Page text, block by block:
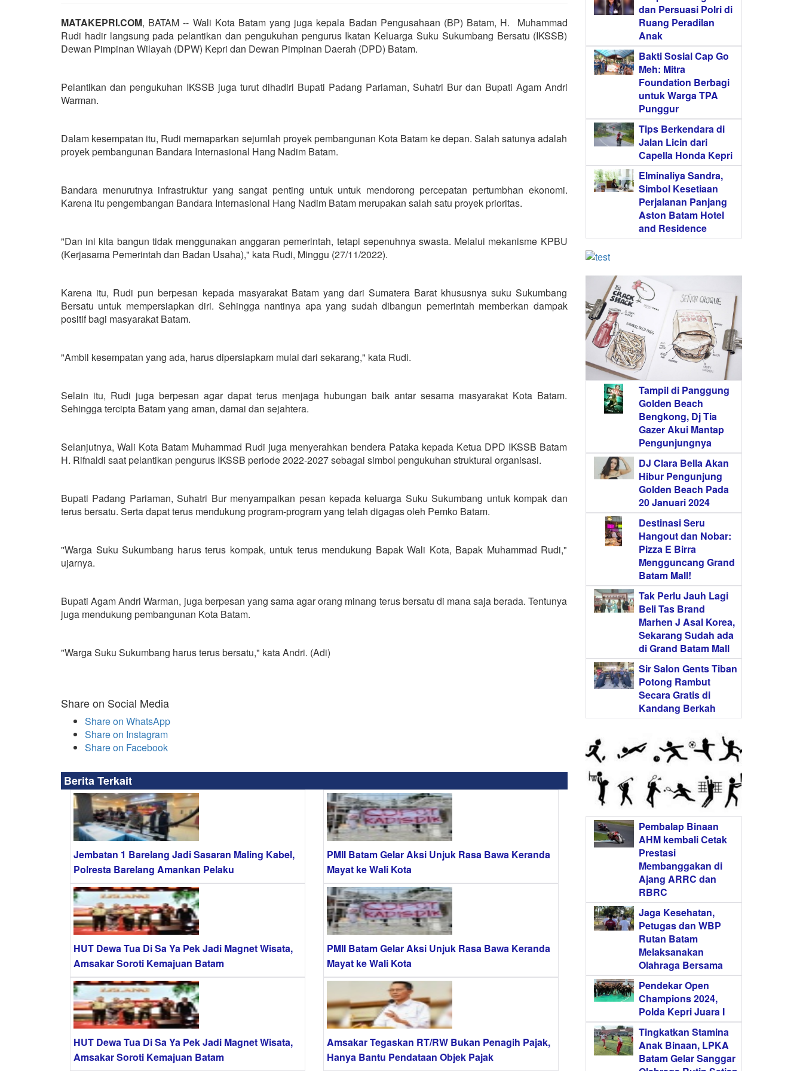
MATAKEPRI.COM, BATAM -- Wali Kota Batam yang juga kepala Badan Pengusahaan (BP) Batam, H. Muhammad
Rudi hadir langsung pada pelantikan dan pengukuhan pengurus Ikatan Keluarga Suku Sukumbang Bersatu (IKSSB)
Dewan Pimpinan Wilayah (DPW) Kepri dan Dewan Pimpinan Daerah (DPD) Batam.
Pelantikan dan pengukuhan IKSSB juga turut dihadiri Bupati Padang Pariaman, Suhatri Bur dan Bupati Agam Andri
Warman.
Dalam kesempatan itu, Rudi memaparkan sejumlah proyek pembangunan Kota Batam ke depan. Salah satunya adalah
proyek pembangunan Bandara Internasional Hang Nadim Batam.
Bandara menurutnya infrastruktur yang sangat penting untuk untuk mendorong percepatan pertumbhan ekonomi.
Karena itu pengembangan Bandara Internasional Hang Nadim Batam merupakan salah satu proyek prioritas.
"Dan ini kita bangun tidak menggunakan anggaran pemerintah, tetapi sepenuhnya swasta. Melalui mekanisme KPBU
(Kerjasama Pemerintah dan Badan Usaha)," kata Rudi, Minggu (27/11/2022).
Karena itu, Rudi pun berpesan kepada masyarakat Batam yang dari Sumatera Barat khususnya suku Sukumbang
Bersatu untuk mempersiapkan diri. Sehingga nantinya apa yang sudah dibangun pemerintah memberkan dampak
positif bagi masyarakat Batam.
"Ambil kesempatan yang ada, harus dipersiapkam mulai dari sekarang," kata Rudi.
Selain itu, Rudi juga berpesan agar dapat terus menjaga hubungan baik antar sesama masyarakat Kota Batam.
Sehingga tercipta Batam yang aman, damai dan sejahtera.
Selanjutnya, Wali Kota Batam Muhammad Rudi juga menyerahkan bendera Pataka kepada Ketua DPD IKSSB Batam
H. Rifnaldi saat pelantikan pengurus IKSSB periode 2022-2027 sebagai simbol pengukuhan struktural organisasi.
Bupati Padang Pariaman, Suhatri Bur menyampaikan pesan kepada keluarga Suku Sukumbang untuk kompak dan
terus bersatu. Serta dapat terus mendukung program-program yang telah digagas oleh Pemko Batam.
''Warga Suku Sukumbang harus terus kompak, untuk terus mendukung Bapak Wali Kota, Bapak Muhammad Rudi,"
ujarnya.
Bupati Agam Andri Warman, juga berpesan yang sama agar orang minang terus bersatu di mana saja berada. Tentunya
juga mendukung pembangunan Kota Batam.
"Warga Suku Sukumbang harus terus bersatu," kata Andri. (Adi)
Share on Social Media
Share on WhatsApp
Share on Instagram
Share on Facebook
Berita Terkait
Jembatan 1 Barelang Jadi Sasaran Maling Kabel,
Polresta Barelang Amankan Pelaku
HUT Dewa Tua Di Sa Ya Pek Jadi Magnet Wisata,
Amsakar Soroti Kemajuan Batam
HUT Dewa Tua Di Sa Ya Pek Jadi Magnet Wisata,
Amsakar Soroti Kemajuan Batam
PMII Batam Gelar Aksi Unjuk Rasa Bawa Keranda
Mayat ke Wali Kota
PMII Batam Gelar Aksi Unjuk Rasa Bawa Keranda
Mayat ke Wali Kota
Amsakar Tegaskan RT/RW Bukan Penagih Pajak,
Hanya Bantu Pendataan Objek Pajak
dan Persuasi Polri di
Ruang Peradilan
Anak
Bakti Sosial Cap Go
Meh: Mitra
Foundation Berbagi
untuk Warga TPA
Punggur
Tips Berkendara di
Jalan Licin dari
Capella Honda Kepri
Elminaliya Sandra,
Simbol Kesetiaan
Perjalanan Panjang
Aston Batam Hotel
and Residence
Tampil di Panggung
Golden Beach
Bengkong, Dj Tia
Gazer Akui Mantap
Pengunjungnya
DJ Clara Bella Akan
Hibur Pengunjung
Golden Beach Pada
20 Januari 2024
Destinasi Seru
Hangout dan Nobar:
Pizza E Birra
Mengguncang Grand
Batam Mall!
Tak Perlu Jauh Lagi
Beli Tas Brand
Marhen J Asal Korea,
Sekarang Sudah ada
di Grand Batam Mall
Sir Salon Gents Tiban
Potong Rambut
Secara Gratis di
Kandang Berkah
Pembalap Binaan
AHM kembali Cetak
Prestasi
Membanggakan di
Ajang ARRC dan
RBRC
Jaga Kesehatan,
Petugas dan WBP
Rutan Batam
Melaksanakan
Olahraga Bersama
Pendekar Open
Champions 2024,
Polda Kepri Juara I
Tingkatkan Stamina
Anak Binaan, LPKA
Batam Gelar Sanggar